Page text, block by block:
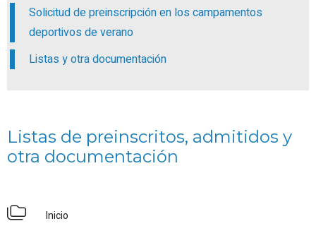
Solicitud de preinscripción en los campamentos
deportivos de verano
Listas y otra documentación
Listas de preinscritos, admitidos y
otra documentación
Inicio